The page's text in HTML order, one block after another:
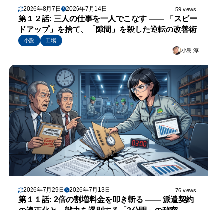
2026年8月7日 2026年7月14日 59 views
第１２話: 三人の仕事を一人でこなす —— 「スピー
ドアップ」を捨て、「隙間」を殺した逆転の改善術
小説
工場
小島 淳
2026年7月29日 2026年7月13日 76 views
第１１話: 2倍の割増料金を叩き斬る —— 派遣契約